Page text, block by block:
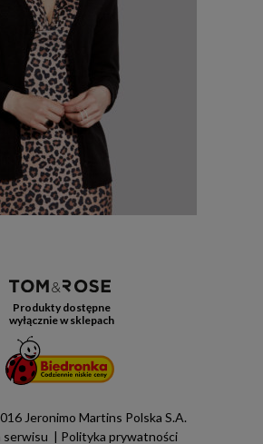
Produkty dostępne
wyłącznie w sklepach
Jeronimo Martins Polska S.A.
serwisu
Polityka prywatności